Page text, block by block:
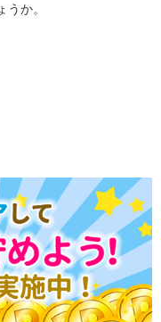
か。